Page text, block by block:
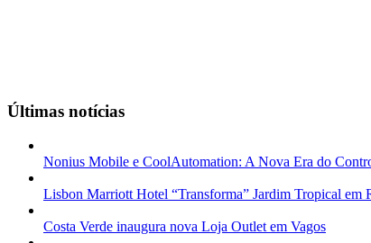
Últimas notícias
Nonius Mobile e CoolAutomation: A Nova Era do
Lisbon Marriott Hotel “Transforma” Jardim Tropical em
Costa Verde inaugura nova Loja Outlet em Vagos